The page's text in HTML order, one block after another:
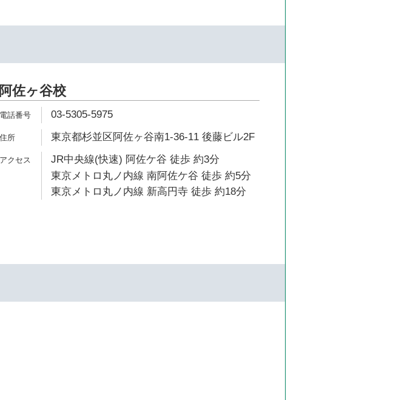
阿佐ヶ谷校
03-5305-5975
東京都杉並区阿佐ヶ谷南1-36-11 後藤ビル2F
JR中央線(快速) 阿佐ケ谷 徒歩 約3分
東京メトロ丸ノ内線 南阿佐ケ谷 徒歩 約5分
東京メトロ丸ノ内線 新高円寺 徒歩 約18分